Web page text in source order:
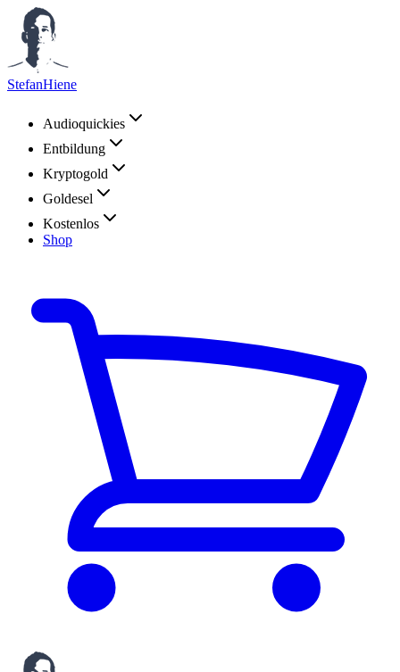
StefanHiene
Audioquickies
Entbildung
Kryptogold
Goldesel
Kostenlos
Shop